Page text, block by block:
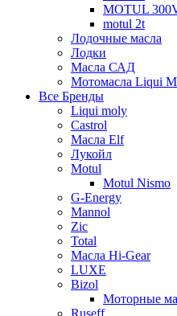
MOTUL
motul 2t
Лодочные масла
Лодки
Масла САД
Мотомасла Liqui
Все Бренды
Liqui moly
Castrol
Масла Elf
Лукойл
Motul
Motul Nismo
G-Energy
Mannol
Zic
Total
Масла Hi-Gear
LUXE
Bizol
Моторные
Ruseff